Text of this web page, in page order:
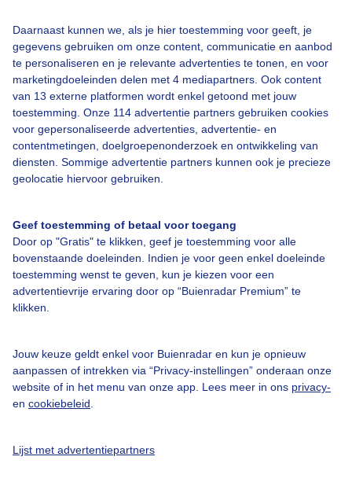
Daarnaast kunnen we, als je hier toestemming voor geeft, je
gegevens gebruiken om onze content, communicatie en aanbod
te personaliseren en je relevante advertenties te tonen, en voor
marketingdoeleinden delen met 4 mediapartners. Ook content
van 13 externe platformen wordt enkel getoond met jouw
toestemming. Onze 114 advertentie partners gebruiken cookies
voor gepersonaliseerde advertenties, advertentie- en
contentmetingen, doelgroepenonderzoek en ontwikkeling van
diensten. Sommige advertentie partners kunnen ook je precieze
geolocatie hiervoor gebruiken.
Geef toestemming of betaal voor toegang
Door op "Gratis" te klikken, geef je toestemming voor alle
bovenstaande doeleinden. Indien je voor geen enkel doeleinde
toestemming wenst te geven, kun je kiezen voor een
advertentievrije ervaring door op “Buienradar Premium” te
klikken.
Jouw keuze geldt enkel voor Buienradar en kun je opnieuw
aanpassen of intrekken via “Privacy-instellingen” onderaan onze
website of in het menu van onze app. Lees meer in ons privacy-
en cookiebeleid
Lijst met advertentiepartners
Een moment geduld aub...
Over Buienradar
Veelgestelde vragen
Contact
Toegankelijkheid
Buienradar Team
Privacy beleid
Privacy instellingen